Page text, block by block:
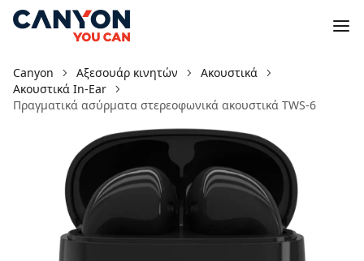
Canyon Αξεσουάρ κινητών
Ακουστικά
Ακουστικά In-Ear
Πραγματικά ασύρματα στερεοφωνικά ακουστικά TWS-6